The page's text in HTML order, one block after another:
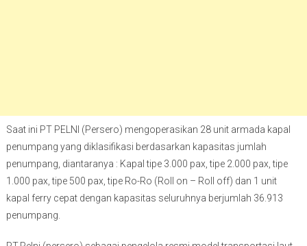
Saat ini PT PELNI (Persero) mengoperasikan 28 unit armada kapal
penumpang yang diklasifikasi berdasarkan kapasitas jumlah
penumpang, diantaranya : Kapal tipe 3.000 pax, tipe 2.000 pax, tipe
1.000 pax, tipe 500 pax, tipe Ro-Ro (Roll on – Roll off) dan 1 unit
kapal ferry cepat dengan kapasitas seluruhnya berjumlah 36.913
penumpang.